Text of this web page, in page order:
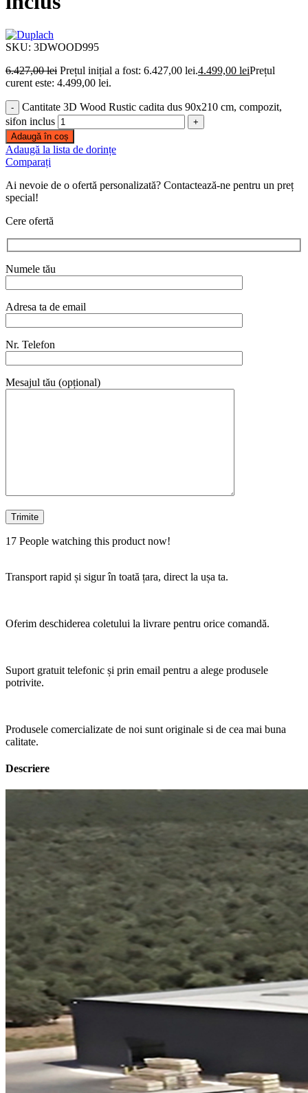
SKU: 3DWOOD995
6.427,00lei Prețul inițial a fost: 6.427,00 lei.4.499,00 leiPrețul
curent este: 4.499,00 lei.
Cantitate 3D Wood Rustic cadita dus 90x210 cm, compozit,
sifon inclus
Adaugă în coș
Adaugă la lista de dorințe
Comparați
Ai nevoie de o ofertă personalizată? Contactează-ne pentru un preț
special!
Cere ofertă
Numele tău
Adresa ta de email
Nr. Telefon
Mesajul tău (opțional)
17 People watching this product now!
Transport rapid și sigur în toată țara, direct la ușa ta.
Oferim deschiderea coletului la livrare pentru orice comandă.
Suport gratuit telefonic și prin email pentru a alege produsele
potrivite.
Produsele comercializate de noi sunt originale si de cea mai buna
calitate.
Descriere